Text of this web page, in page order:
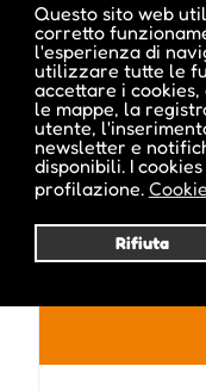
Questo sito web
corretto
l'esperienza di
utilizzare tutte le
accettare i
le mappe, la
utente,
newsletter e
disponibili. I
profilazione.
Rifiuta
Pubblicato da :